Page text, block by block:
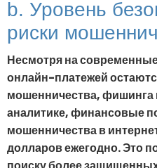
b. Уровень
риски
Несмотря на
онлайн-платежей
мошенничества, фишинга
аналитике, финансовые
мошенничества в
долларов ежегодно. Это